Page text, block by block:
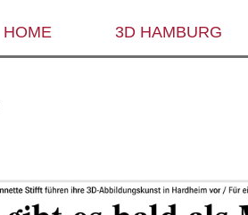
HOME 3D HAMBURG